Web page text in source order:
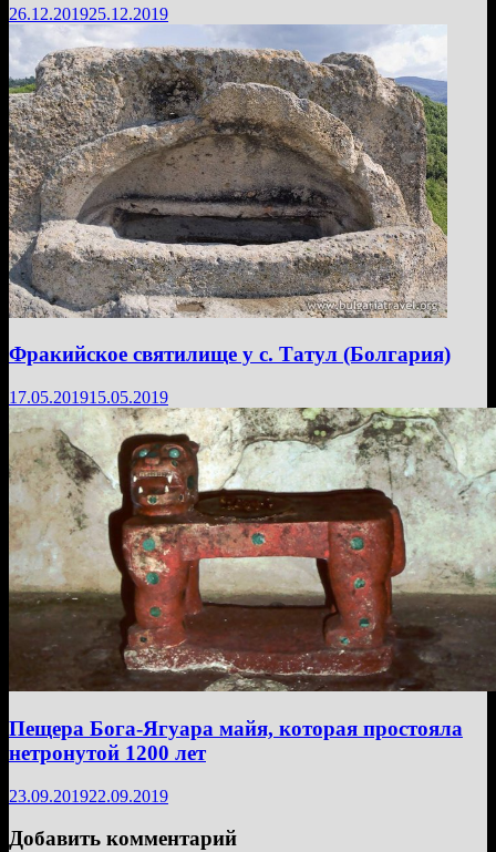
26.12.201925.12.2019
Фракийское святилище у с. Татул (Болгария)
17.05.201915.05.2019
Пещера Бога-Ягуара майя, которая простояла
нетронутой 1200 лет
23.09.201922.09.2019
Добавить комментарий